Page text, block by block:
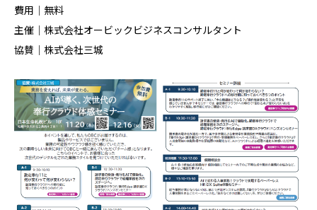
費用│無料
主催│株式会社オービックビジネスコンサルタント
協賛│株式会社三城